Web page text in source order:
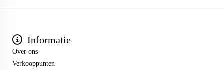
Informatie
Over ons
Verkooppunten